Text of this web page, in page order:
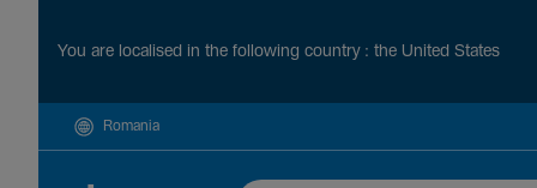
You are localised in the following country : the United States
Romania